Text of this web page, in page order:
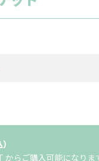
からご購入可能になりま